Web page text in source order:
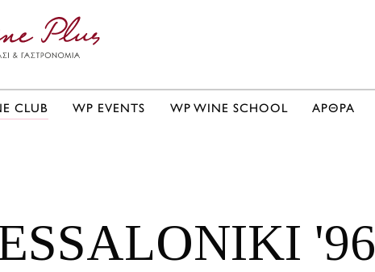
CLUB WP EVENTS WP WINE SCHOOL ΑΡΘΡΑ
'96